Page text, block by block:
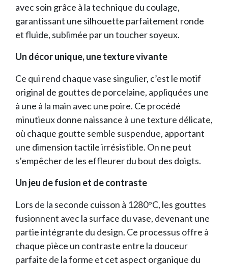
avec soin grâce à la technique du coulage,
garantissant une silhouette parfaitement ronde
et fluide, sublimée par un toucher soyeux.
Un décor unique, une texture vivante
Ce qui rend chaque vase singulier, c’est le motif
original de gouttes de porcelaine, appliquées une
à une à la main avec une poire. Ce procédé
minutieux donne naissance à une texture délicate,
où chaque goutte semble suspendue, apportant
une dimension tactile irrésistible. On ne peut
s’empêcher de les effleurer du bout des doigts.
Un jeu de fusion et de contraste
Lors de la seconde cuisson à 1280°C, les gouttes
fusionnent avec la surface du vase, devenant une
partie intégrante du design. Ce processus offre à
chaque pièce un contraste entre la douceur
parfaite de la forme et cet aspect organique du